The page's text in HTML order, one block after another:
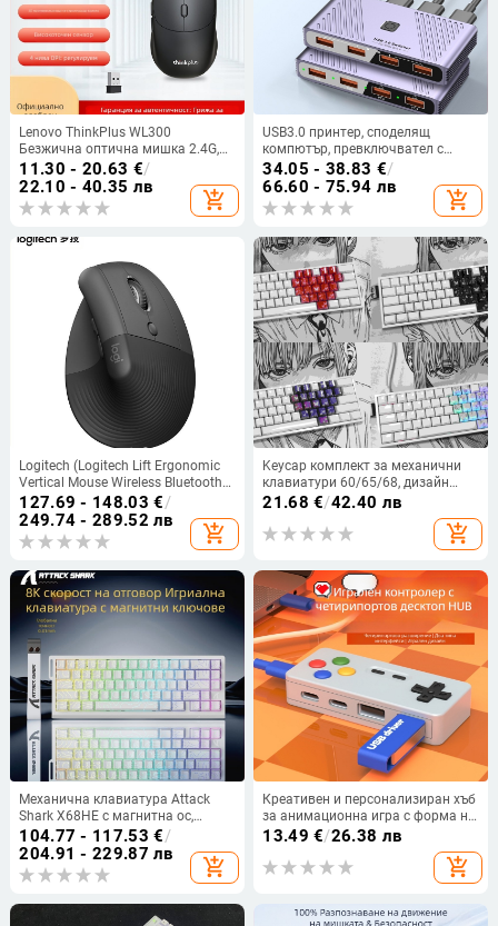
Lenovo ThinkPlus WL300
Безжична оптична мишка 2.4G,
2400 DPI, 3 бутона, USB,
съвместима с настолни
компютри
11.30 - 20.63 €/
22.10 - 40.35 лв
add_shopping_cart
USB3.0 принтер, споделящ
компютър, превключвател с
четири входа и четири изхода,
четирипортов сплитер, USB
разширител, конвертор
34.05 - 38.83 €/
66.60 - 75.94 лв
add_shopping_cart
Logitech (Logitech Lift Ergonomic
Vertical Mouse Wireless Bluetooth
Office Mouse
127.69 - 148.03 €/
249.74 - 289.52 лв
add_shopping_cart
Keycap комплект за механични
клавиатури 60/65/68, дизайн
пеперудено сърце, прозрачен,
смазване, съвместим със стебло
с кръст (MX-тип), 20 клавиши
21.68 €/42.40 лв
add_shopping_cart
Механична клавиатура Attack
Shark X68HE с магнитна ос,
контурна, странично издълбана,
кабелна, RGB, електрическа,
състезателна, RT, регулируем
обхват на клавишите, ниско
104.77 - 117.53 €/
204.91 - 229.87 лв
add_shopping_cart
Креативен и персонализиран хъб
за анимационна игра с форма на
четири в едно, многопортово
разширение, мишка, клавиатура,
U диск, конвертор
13.49 €/26.38 лв
add_shopping_cart